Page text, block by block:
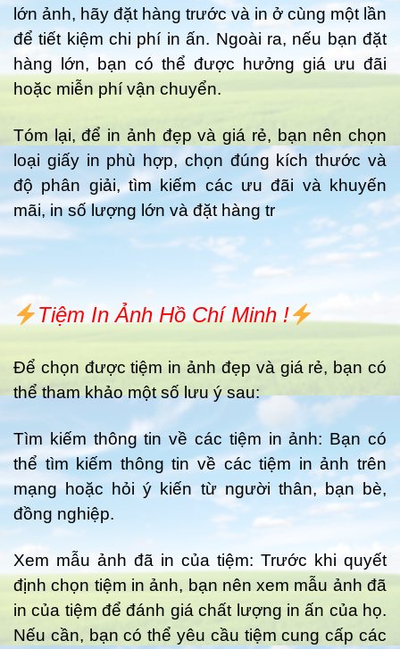
lớn ảnh, hãy đặt hàng trước và in ở cùng một lần
để tiết kiệm chi phí in ấn. Ngoài ra, nếu bạn đặt
hàng lớn, bạn có thể được hưởng giá ưu đãi
hoặc miễn phí vận chuyển.
Tóm lại, để in ảnh đẹp và giá rẻ, bạn nên chọn
loại giấy in phù hợp, chọn đúng kích thước và
độ phân giải, tìm kiếm các ưu đãi và khuyến
mãi, in số lượng lớn và đặt hàng tr
Tiệm In Ảnh Hồ Chí Minh !
Để chọn được tiệm in ảnh đẹp và giá rẻ, bạn có
thể tham khảo một số lưu ý sau:
Tìm kiếm thông tin về các tiệm in ảnh: Bạn có
thể tìm kiếm thông tin về các tiệm in ảnh trên
mạng hoặc hỏi ý kiến từ người thân, bạn bè,
đồng nghiệp.
Xem mẫu ảnh đã in của tiệm: Trước khi quyết
định chọn tiệm in ảnh, bạn nên xem mẫu ảnh đã
in của tiệm để đánh giá chất lượng in ấn của họ.
Nếu cần, bạn có thể yêu cầu tiệm cung cấp các